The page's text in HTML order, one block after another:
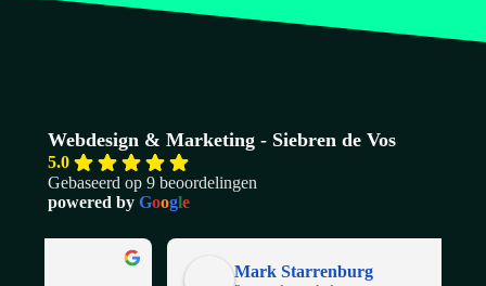
Webdesign & Marketing - Siebren de Vos
5.0
Gebaseerd op 9 beoordelingen
powered by Google
Mark Starrenburg